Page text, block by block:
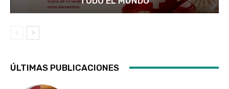
ÚLTIMAS PUBLICACIONES